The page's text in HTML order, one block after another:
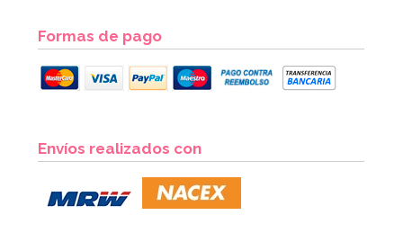
Formas de pago
Envíos realizados con